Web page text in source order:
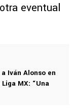
eventual
Iván Alonso en
MX: “Una